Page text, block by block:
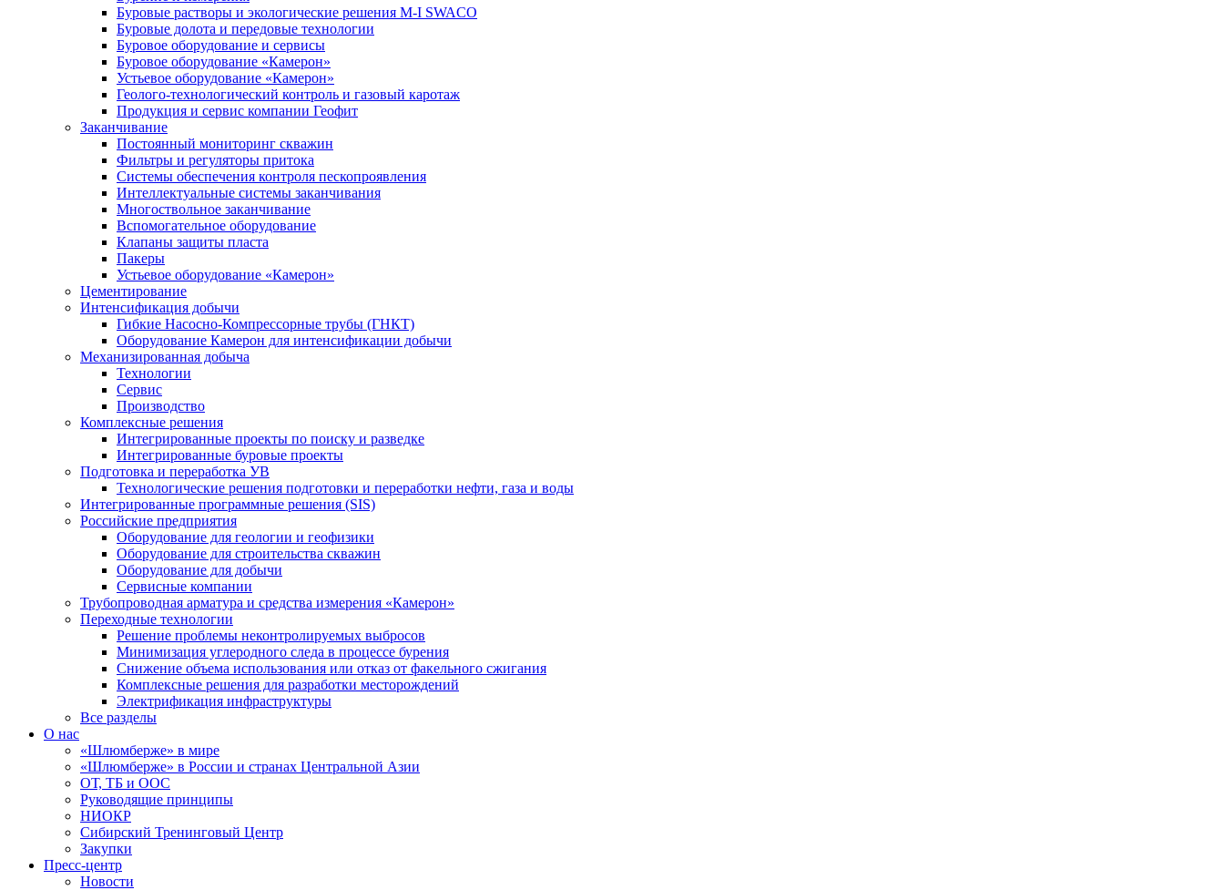
Буровые растворы и экологические решения M-I SWACO
Буровые долота и передовые технологии
Буровое оборудование и сервисы
Буровое оборудование «Камерон»
Устьевое оборудование «Камерон»
Геолого-технологический контроль и газовый каротаж
Продукция и сервис компании Геофит
Заканчивание
Постоянный мониторинг скважин
Фильтры и регуляторы притока
Cистемы обеспечения контроля пескопроявления
Интеллектуальные системы заканчивания
Многоствольное заканчивание
Вспомогательное оборудование
Клапаны защиты пласта
Пакеры
Устьевое оборудование «Камерон»
Цементирование
Интенсификация добычи
Гибкие Насосно-Компрессорные трубы (ГНКТ)
Оборудование Камерон для интенсификации добычи
Механизированная добыча
Технологии
Сервис
Производство
Комплексные решения
Интегрированные проекты по поиску и разведке
Интегрированные буровые проекты
Подготовка и переработка УВ
Технологические решения подготовки и переработки нефти, газа и воды
Интегрированные программные решения (SIS)
Российские предприятия
Оборудование для геологии и геофизики
Оборудование для строительства скважин
Оборудование для добычи
Сервисные компании
Трубопроводная арматура и средства измерения «Камерон»
Переходные технологии
Решение проблемы неконтролируемых выбросов
Минимизация углеродного следа в процессе бурения
Снижение объема использования или отказ от факельного сжигания
Комплексные решения для разработки месторождений
Электрификация инфраструктуры
Все разделы
О нас
«Шлюмберже» в мире
«Шлюмберже» в России и странах Центральной Азии
ОТ, ТБ и ООС
Руководящие принципы
НИОКР
Сибирский Тренинговый Центр
Закупки
Пресс-центр
Новости